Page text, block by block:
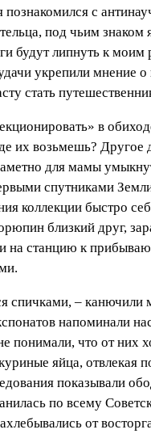
познакомился с
под чьим
будут липнуть к
укрепили мнение о
стать
в
их возьмешь?
для мамы
спутниками
коллекции быстро
близкий друг,
станцию к
спичками, – канючили
напоминали
понимали, что от них
яйца, отвлекая
показывали
по всему
от